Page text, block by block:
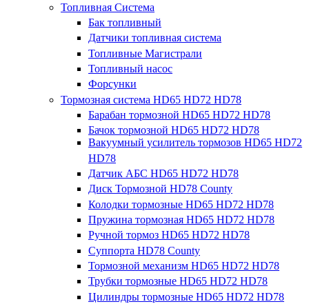
Топливная Система
Бак топливный
Датчики топливная система
Топливные Магистрали
Топливный насос
Форсунки
Тормозная система HD65 HD72 HD78
Барабан тормозной HD65 HD72 HD78
Бачок тормозной HD65 HD72 HD78
Вакуумный усилитель тормозов HD65 HD72
HD78
Датчик АБС HD65 HD72 HD78
Диск Тормозной HD78 County
Колодки тормозные HD65 HD72 HD78
Пружина тормозная HD65 HD72 HD78
Ручной тормоз HD65 HD72 HD78
Суппорта HD78 County
Тормозной механизм HD65 HD72 HD78
Трубки тормозные HD65 HD72 HD78
Цилиндры тормозные HD65 HD72 HD78